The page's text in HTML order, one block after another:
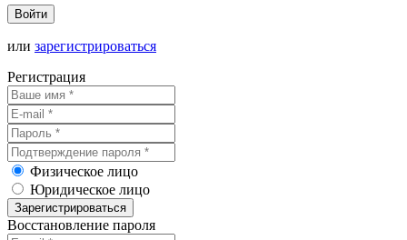
Войти
или зарегистрироваться
Регистрация
Физическое лицо
Юридическое лицо
Зарегистрироваться
Восстановление пароля